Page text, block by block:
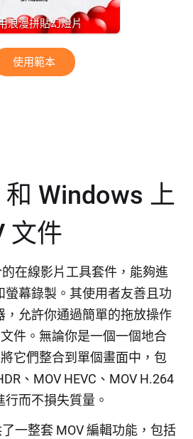
浪漫拼貼幻燈片
使用範本
Windows 上
文件
在線影片工具套件，能夠進
螢幕錄製。其使用者友善且功
，允許你通過簡單的拖放操作
件。無論你是一個一個地合
它們整合到單個畫面中，包
、MOV HEVC、MOV H.264
而不損失質量。
一整套 MOV 編輯功能，包括